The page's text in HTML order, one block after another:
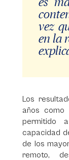
vez
en la
Los
años como
permitido
capacidad
de los
remoto,